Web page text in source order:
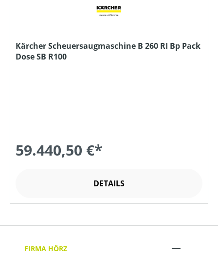
Kärcher Scheuersaugmaschine B 260 RI Bp Pack
Dose SB R100
59.440,50 €*
DETAILS
FIRMA HÖRZ